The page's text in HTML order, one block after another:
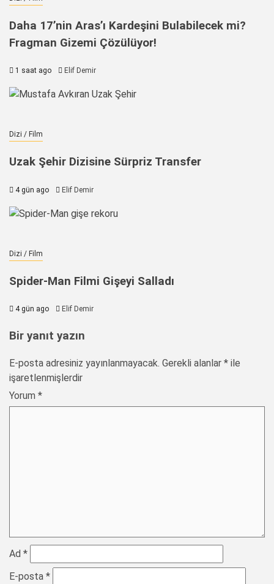
Daha 17’nin Aras’ı Kardeşini Bulabilecek mi?
Fragman Gizemi Çözülüyor!
1 saat ago Elif Demir
Dizi / Film
Uzak Şehir Dizisine Sürpriz Transfer
4 gün ago Elif Demir
Dizi / Film
Spider-Man Filmi Gişeyi Salladı
4 gün ago Elif Demir
Bir yanıt yazın
E-posta adresiniz yayınlanmayacak. Gerekli alanlar * ile
işaretlenmişlerdir
Yorum *
Ad *
E-posta *